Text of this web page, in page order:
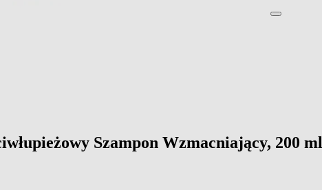
Szampon Wzmacniający, 200 ml